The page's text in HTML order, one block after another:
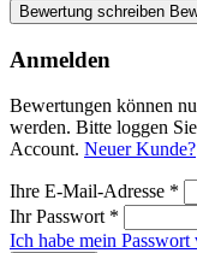
Bewertung schreiben
Anmelden
Bewertungen können
werden. Bitte loggen
Account. Neuer Kunde?
Ihre E-Mail-Adresse *
Ihr Passwort *
Ich habe mein Passwort